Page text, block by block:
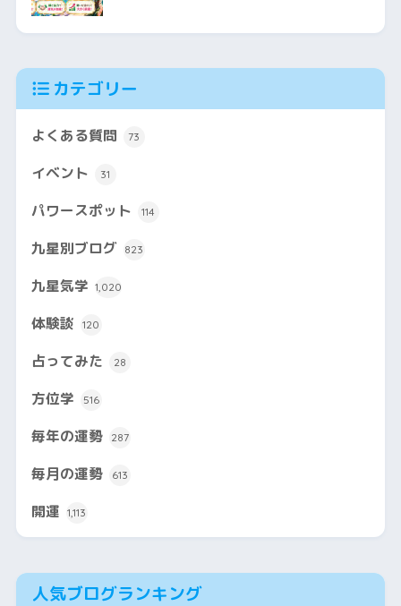
カテゴリー
よくある質問 73
イベント 31
パワースポット 114
九星別ブログ 823
九星気学 1,020
体験談 120
占ってみた 28
方位学 516
毎年の運勢 287
毎月の運勢 613
開運 1,113
人気ブログランキング